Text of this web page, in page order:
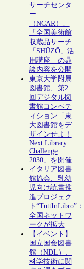
サーチセンタ
ー
（NCAR）、
「全国美術館
収蔵品サーチ
「SHŪZŌ」活
用講座」の鼎
談内容を公開
東京大学附属
図書館、第2
回デジタル図
書館コンペテ
ィション「東
大図書館をデ
ザインせよ！
Next Library
Challenge
2030」を開催
イタリア図書
館協会、乳幼
児向け読書推
進プロジェク
ト“TuttInLibro”：
全国ネットワ
ークが拡大
【イベント】
国立国会図書
館（NDL）、
科学技術に関